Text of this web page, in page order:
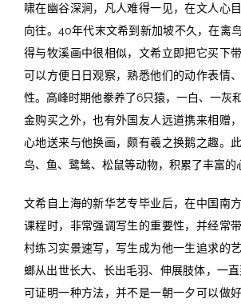
啸在幽谷深涧，凡人难得一见，在文人心
向往。40年代末文希到新加坡不久，在禽
得与牧溪画中很相似，文希立即把它买下
可以方便日日观察，熟悉他们的动作表情
性。高峰时期他豢养了6只猿，一白、一灰
金购买之外，也有外国友人远道携来相赠
心地送来与他换画，颇有羲之换鹅之趣。
鸟、鱼、鹭鸶、松鼠等动物，积累了丰富的
文希自上海的新华艺专毕业后，在中国南
课程时，非常强调写生的重要性，并经常
村练习实景速写，写生成为他一生追求的
螂从出世长大、长出毛羽、伸展肢体，一
可证明一种方法，并不是一朝一夕可以做